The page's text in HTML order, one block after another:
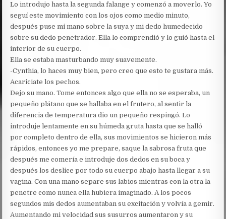
Lo introdujo hasta la segunda falange y comenzó a moverlo. Yo
seguí este movimiento con los ojos como medio minuto,
después puse mi mano sobre la suya y mi dedo humedecido
sobre su dedo penetrador. Ella lo comprendió y lo guió hasta el
interior de su cuerpo.
Ella se estaba masturbando muy suavemente.
-Cynthia, lo haces muy bien, pero creo que esto te gustara más.
Acariciate los pechos.
Dejo su mano. Tome entonces algo que ella no se esperaba, un
pequeño plátano que se hallaba en el frutero, al sentir la
diferencia de temperatura dio un pequeño respingó. Lo
introduje lentamente en su húmeda gruta hasta que se halló
por completo dentro de ella, sus movimientos se hicieron más
rápidos, entonces yo me prepare, saque la sabrosa fruta que
después me comería e introduje dos dedos en su boca y
después los deslice por todo su cuerpo abajo hasta llegar a su
vagina. Con una mano separe sus labios mientras con la otra la
penetre como nunca ella hubiera imaginado. A los pocos
segundos mis dedos aumentaban su excitación y volvía a gemir.
Aumentando mi velocidad sus susurros aumentaron y su